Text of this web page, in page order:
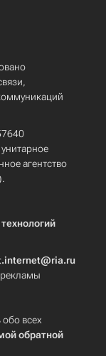
агентство
всех
обратной